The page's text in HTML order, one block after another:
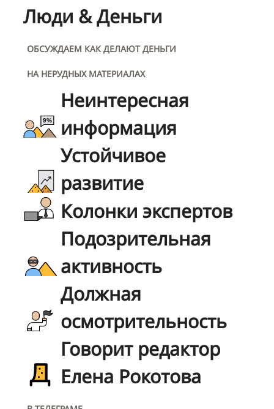
Люди & Деньги
ОБСУЖДАЕМ КАК ДЕЛАЮТ ДЕНЬГИ
НА НЕРУДНЫХ МАТЕРИАЛАХ
Неинтересная
информация
Устойчивое
развитие
Колонки экспертов
Подозрительная
активность
Должная
осмотрительность
Говорит редактор
Елена Рокотова